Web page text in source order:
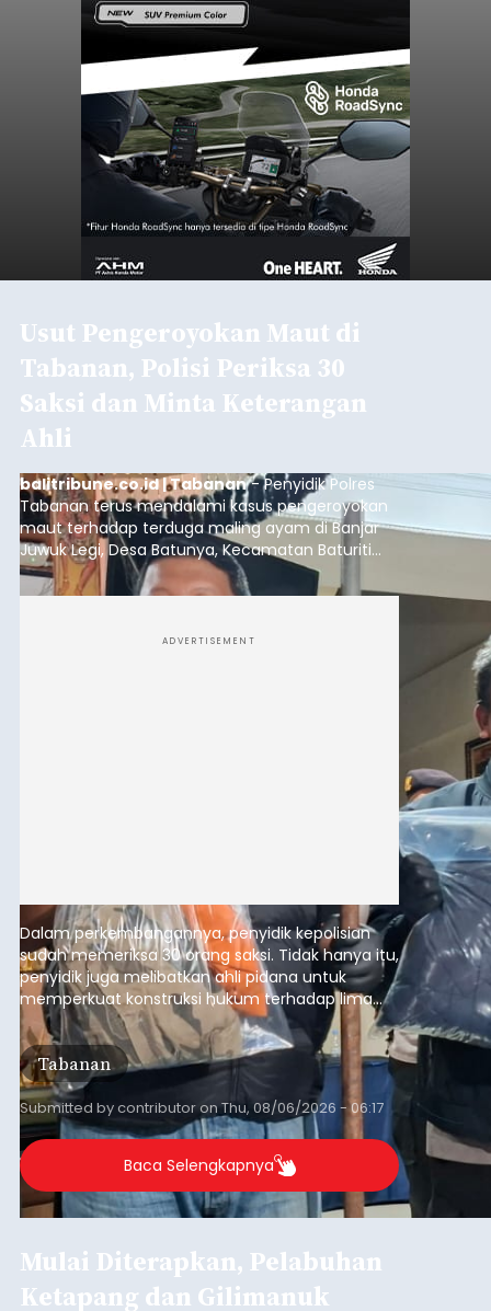
Usut Pengeroyokan Maut di
Tabanan, Polisi Periksa 30
Saksi dan Minta Keterangan
Ahli
balitribune.co.id | Tabanan- Penyidik Polres
Tabanan terus mendalami kasus pengeroyokan
maut terhadap terduga maling ayam di Banjar
Juwuk Legi, Desa Batunya, Kecamatan Baturiti
yang terjadi beberapa waktu lalu.
ADVERTISEMENT
Dalam perkembangannya, penyidik kepolisian
sudah memeriksa 30 orang saksi. Tidak hanya itu,
penyidik juga melibatkan ahli pidana untuk
memperkuat konstruksi hukum terhadap lima
orang tersangka yang saat ini ditahan.
Tabanan
Submitted bycontributoronThu, 08/06/2026 - 06:17
Baca Selengkapnya
Mulai Diterapkan, Pelabuhan
Ketapang dan Gilimanuk